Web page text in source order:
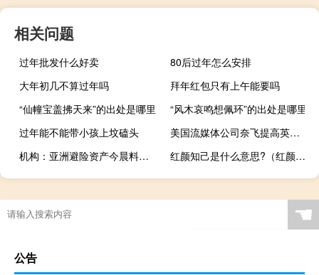
相关问题
过年批发什么好卖
80后过年怎么安排
大年初几不算过年吗
拜年红包只有上午能要吗
“仙幢宝盖拂天来”的出处是哪里
“风木哀鸣想佩环”的出处是哪里
过年能不能带小孩上坟磕头
美国流媒体公司奈飞提高英国用户订阅费
机构：亚洲避险资产今晨料仍将承压日元是今天的主角
红颜知己是什么意思?（红颜知己与蓝颜知己）
☚
公告